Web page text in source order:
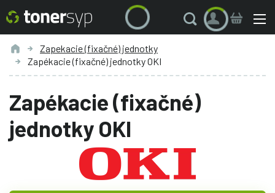
Zapekacie (fixačné) jednotky
Zapékacie (fixačné) jednotky OKI
Zapékacie (fixačné)
jednotky OKI